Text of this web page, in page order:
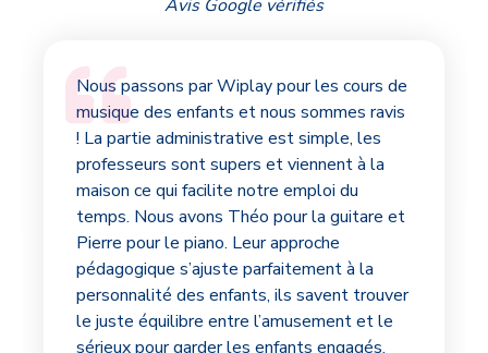
Avis Google vérifiés
Nous passons par Wiplay pour les cours de
musique des enfants et nous sommes ravis
! La partie administrative est simple, les
professeurs sont supers et viennent à la
maison ce qui facilite notre emploi du
temps. Nous avons Théo pour la guitare et
Pierre pour le piano. Leur approche
pédagogique s’ajuste parfaitement à la
personnalité des enfants, ils savent trouver
le juste équilibre entre l’amusement et le
sérieux pour garder les enfants engagés.